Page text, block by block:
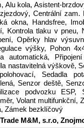
Alu kola, Asistent-
Centrální
okna, Handsfree,
Kontrola tlaku v pneu,
Opěrky hlav
výšky, Pohon
automatická,
nastavitelná výškově,
Sedadla
Senzor deště,
podvozku ESP,
Volant multifunkční,
Zámek bezklíčový
M&M, s.r.o,